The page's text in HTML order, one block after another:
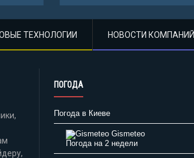
ТЕХНОЛОГИИ НОВОСТИ КОМПАНИЙ
ПОГОДА
Погода в Киеве
Gismeteo
Погода на 2 недели